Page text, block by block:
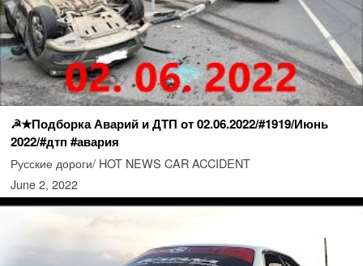
☭★Подборка Аварий и ДТП от 02.06.2022/#1919/Июнь
2022/#дтп #авария
Русские дороги/ HOT NEWS CAR ACCIDENT
June 2, 2022